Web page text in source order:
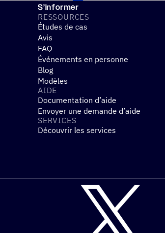
S’informer
RESSOURCES
Études de cas
Avis
FAQ
Événements en personne
Blog
Modèles
AIDE
Documentation d’aide
Envoyer une demande d’aide
SERVICES
Découvrir les services